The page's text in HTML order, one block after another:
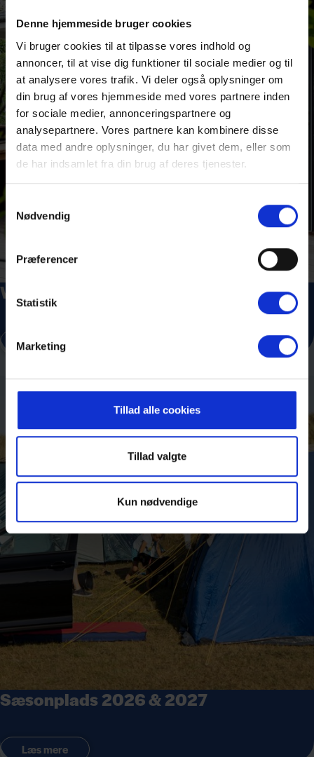
Denne hjemmeside bruger cookies
Vi bruger cookies til at tilpasse vores indhold og
annoncer, til at vise dig funktioner til sociale medier og til
at analysere vores trafik. Vi deler også oplysninger om
din brug af vores hjemmeside med vores partnere inden
for sociale medier, annonceringspartnere og
analysepartnere. Vores partnere kan kombinere disse
data med andre oplysninger, du har givet dem, eller som
de har indsamlet fra din brug af deres tjenester.
Samtykkevalg
Nødvendig
Præferencer
Statistik
Marketing
Tillad alle cookies
Tillad valgte
Kun nødvendige
Weekend i vores Glamping Suites
Læs mere
Sæsonplads 2026 & 2027
Læs mere